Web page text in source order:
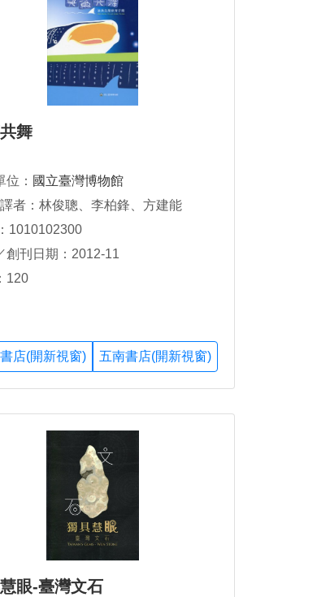
舞
位： 國立臺灣博物館
者：林俊聰、李柏鋒、方建能
1010102300
創刊日期：2012-11
120
店(開新視窗) 五南書店(開新視窗)
眼-臺灣文石